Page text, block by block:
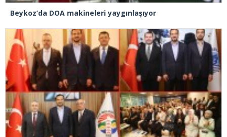
Beykoz’da DOA makineleri yaygınlaşıyor